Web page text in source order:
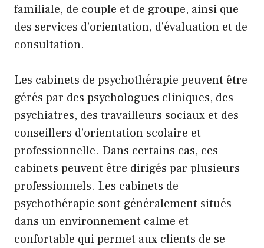
familiale, de couple et de groupe, ainsi que
des services d’orientation, d’évaluation et de
consultation.
Les cabinets de psychothérapie peuvent être
gérés par des psychologues cliniques, des
psychiatres, des travailleurs sociaux et des
conseillers d’orientation scolaire et
professionnelle. Dans certains cas, ces
cabinets peuvent être dirigés par plusieurs
professionnels. Les cabinets de
psychothérapie sont généralement situés
dans un environnement calme et
confortable qui permet aux clients de se